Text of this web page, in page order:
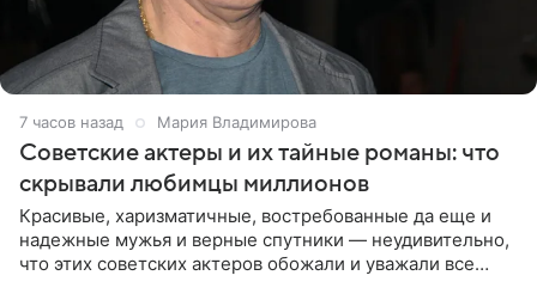
7 часов назад Мария Владимирова
Советские актеры и их тайные романы: что
скрывали любимцы миллионов
Красивые, харизматичные, востребованные да еще и
надежные мужья и верные спутники — неудивительно,
что этих советских актеров обожали и уважали все